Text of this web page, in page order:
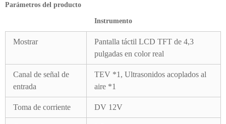
Parámetros del producto
Instrumento
Mostrar
Pantalla táctil LCD TFT de 4,3
pulgadas en color real
Canal de señal de
entrada
TEV *1, Ultrasonidos acoplados al
aire *1
Toma de corriente DV 12V